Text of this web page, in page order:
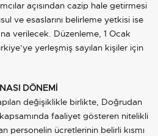
açısından cazip hale getirmesi
ve esaslarını belirleme yetkisi ise
verilecek. Düzenleme, 1 Ocak
yerleşmiş sayılan kişiler için
DÖNEMİ
değişiklikle birlikte, Doğrudan
kapsamında faaliyet gösteren nitelikli
personelin ücretlerinin belirli kısmı